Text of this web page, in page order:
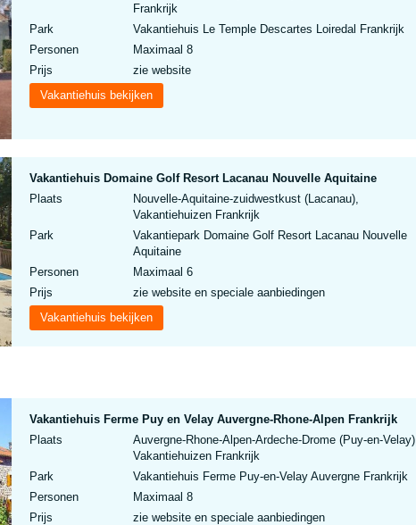
Frankrijk
Park
Vakantiehuis Le Temple Descartes Loiredal Frankrijk
Personen
Maximaal 8
Prijs
zie website
Vakantiehuis bekijken
Vakantiehuis Domaine Golf Resort Lacanau Nouvelle Aquitaine
Plaats
Nouvelle-Aquitaine-zuidwestkust (Lacanau),
Vakantiehuizen Frankrijk
Park
Vakantiepark Domaine Golf Resort Lacanau Nouvelle
Aquitaine
Personen
Maximaal 6
Prijs
zie website en speciale aanbiedingen
Vakantiehuis bekijken
Vakantiehuis Ferme Puy en Velay Auvergne-Rhone-Alpen Frankrijk
Plaats
Auvergne-Rhone-Alpen-Ardeche-Drome (Puy-en-Velay),
Vakantiehuizen Frankrijk
Park
Vakantiehuis Ferme Puy-en-Velay Auvergne Frankrijk
Personen
Maximaal 8
Prijs
zie website en speciale aanbiedingen